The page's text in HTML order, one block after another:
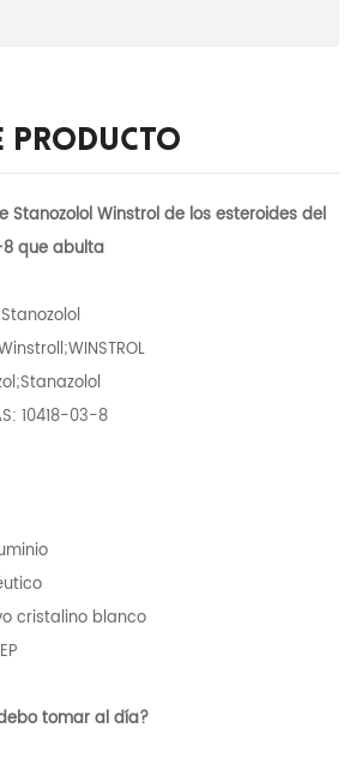
Producto
Stanozolol Winstrol de los esteroides del
8 que abulta
10418-03-8
cristalino blanco
tomar al día?